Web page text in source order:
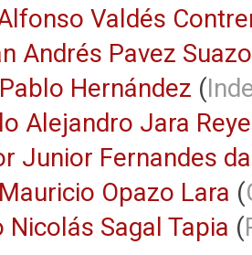
Valdés
Andrés Pavez Suazo
Hernández (
Alejandro Jara
Junior Fernandes
Opazo Lara (
Nicolás Sagal Tapia (